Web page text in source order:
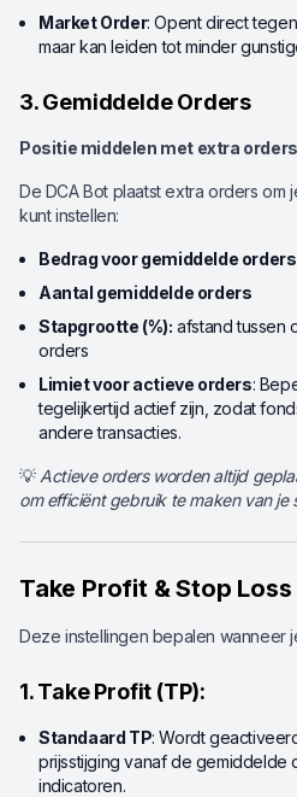
Market Order: Opent direct
maar kan leiden tot minder
3. Gemiddelde Orders
Positie middelen met extra orders
De DCA Bot plaatst extra orders om
kunt instellen:
Bedrag voor gemiddelde orders
Aantal gemiddelde orders
Stapgrootte (%): afstand tussen
orders
Limiet voor actieve orders:
tegelijkertijd actief zijn, zodat
andere transacties.
💡 Actieve orders worden altijd
om efficiënt gebruik te maken van je
Take Profit & Stop Loss
Deze instellingen bepalen wanneer
1. Take Profit (TP):
Standaard TP: Wordt
prijsstijging vanaf de gemiddelde
indicatoren.